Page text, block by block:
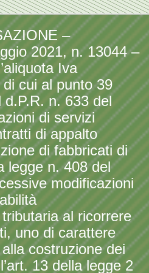
–
2021, n. 13044 –
Iva
cui al punto 39
d.P.R. n. 633 del
di servizi
di appalto
di fabbricati di
legge n. 408 del
modificazioni
tributaria al ricorrere
uno di carattere
costruzione dei
13 della legge 2